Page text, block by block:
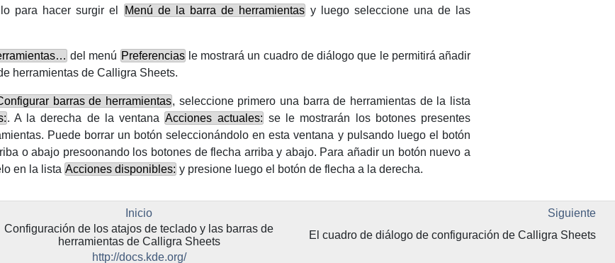
para hacer surgir el Menú de la barra de herramientas y luego seleccione una de las
del menú Preferencias le mostrará un cuadro de diálogo que le permitirá añadir
herramientas de Calligra Sheets.
barras de herramientas, seleccione primero una barra de herramientas de la lista
. A la derecha de la ventana Acciones actuales: se le mostrarán los botones presentes
Puede borrar un botón seleccionándolo en esta ventana y pulsando luego el botón
o abajo presoonando los botones de flecha arriba y abajo. Para añadir un botón nuevo a
en la lista Acciones disponibles: y presione luego el botón de flecha a la derecha.
Inicio
Siguiente
Configuración de los atajos de teclado y las barras de
herramientas de Calligra Sheets
El cuadro de diálogo de configuración de Calligra Sheets
http://docs.kde.org/